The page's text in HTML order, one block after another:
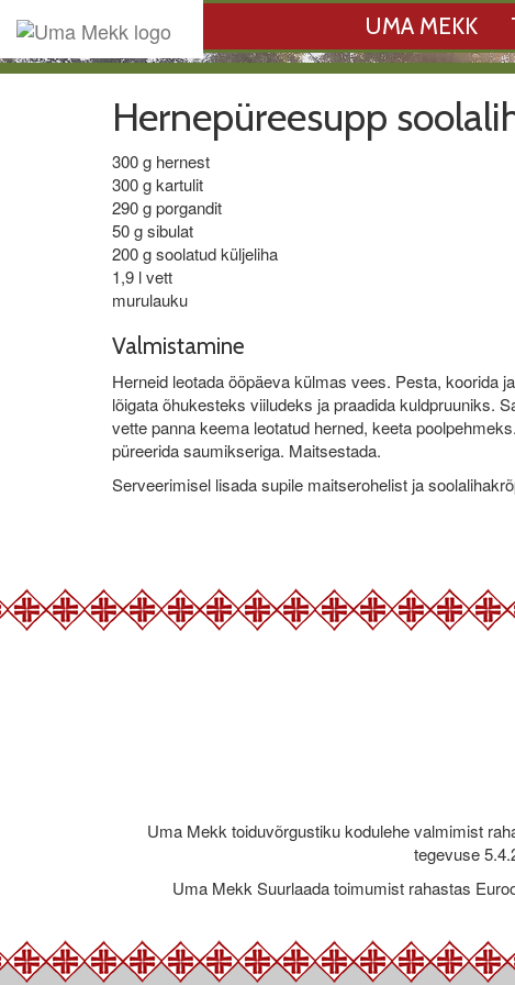
UMA MEKK
Hernepüreesupp
300 g hernest
300 g kartulit
290 g porgandit
50 g sibulat
200 g soolatud küljeliha
1,9 l vett
murulauku
Valmistamine
Herneid leotada ööpäeva külmas vees. Pesta, koorida
lõigata õhukesteks viiludeks ja praadida kuldpruuniks.
vette panna keema leotatud herned, keeta
püreerida saumikseriga. Maitsestada.
Serveerimisel lisada supile maitserohelist ja
Uma Mekk toiduvõrgustiku kodulehe valmimist
tegevuse
Uma Mekk Suurlaada toimumist rahastas